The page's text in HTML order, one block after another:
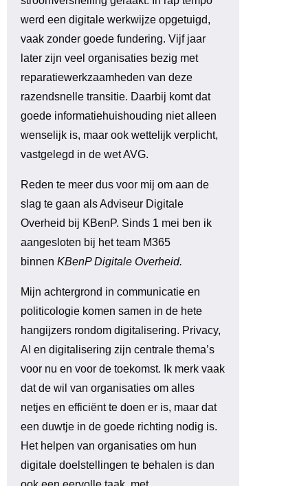
werd een digitale werkwijze opgetuigd,
vaak zonder goede fundering. Vijf jaar
later zijn veel organisaties bezig met
reparatiewerkzaamheden van deze
razendsnelle transitie. Daarbij komt dat
goede informatiehuishouding niet alleen
wenselijk is, maar ook wettelijk verplicht,
vastgelegd in de wet AVG.
Reden te meer dus voor mij om aan de
slag te gaan als Adviseur Digitale
Overheid bij KBenP. Sinds 1 mei ben ik
aangesloten bij het team M365
binnen KBenP Digitale Overheid.
Mijn achtergrond in communicatie en
politicologie komen samen in de hete
hangijzers rondom digitalisering. Privacy,
AI en digitalisering zijn centrale thema’s
voor nu en voor de toekomst. Ik merk vaak
dat de wil van organisaties om alles
netjes en efficiënt te doen er is, maar dat
een duwtje in de goede richting nodig is.
Het helpen van organisaties om hun
digitale doelstellingen te behalen is dan